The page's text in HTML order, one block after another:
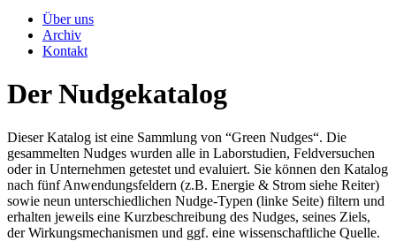
Über uns
Archiv
Kontakt
Der Nudgekatalog
Dieser Katalog ist eine Sammlung von “Green Nudges“. Die
gesammelten Nudges wurden alle in Laborstudien, Feldversuchen
oder in Unternehmen getestet und evaluiert. Sie können den Katalog
nach fünf Anwendungsfeldern (z.B. Energie & Strom siehe Reiter)
sowie neun unterschiedlichen Nudge-Typen (linke Seite) filtern und
erhalten jeweils eine Kurzbeschreibung des Nudges, seines Ziels,
der Wirkungsmechanismen und ggf. eine wissenschaftliche Quelle.